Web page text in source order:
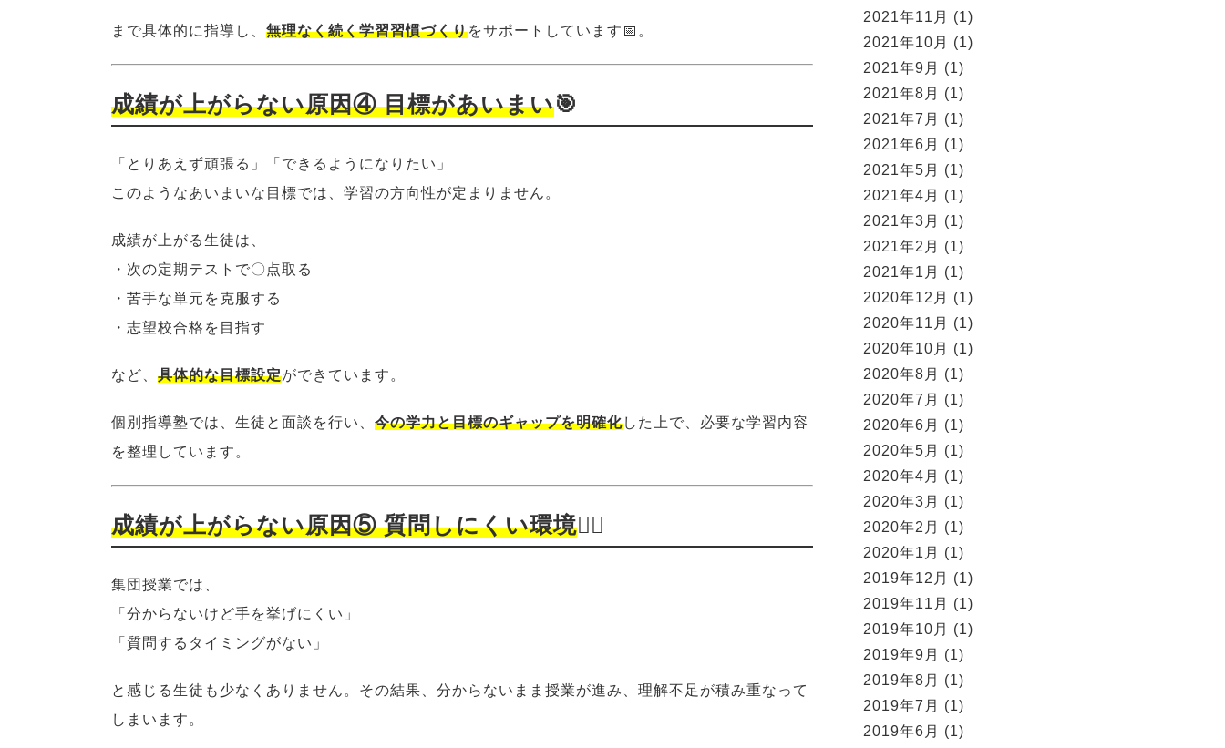
まで具体的に指導し、 無理なく続く学習習慣づくりをサポートしています📅。
成績が上がらない原因④ 目標があいまい🎯
「とりあえず頑張る」「できるようになりたい」
このようなあいまいな目標では、学習の方向性が定まりません。
成績が上がる生徒は、
・次の定期テストで〇点取る
・苦手な単元を克服する
・志望校合格を目指す
など、 具体的な目標設定ができています。
個別指導塾では、生徒と面談を行い、 今の学力と目標のギャップを明確化した上で、必要な学習内容
を整理しています。
成績が上がらない原因⑤ 質問しにくい環境🙅‍♂️
集団授業では、
「分からないけど手を挙げにくい」
「質問するタイミングがない」
と感じる生徒も少なくありません。その結果、分からないまま授業が進み、理解不足が積み重なって
しまいます。
2021年11月
(1)
2021年10月
(1)
2021年9月
(1)
2021年8月
(1)
2021年7月
(1)
2021年6月
(1)
2021年5月
(1)
2021年4月
(1)
2021年3月
(1)
2021年2月
(1)
2021年1月
(1)
2020年12月
(1)
2020年11月
(1)
2020年10月
(1)
2020年8月
(1)
2020年7月
(1)
2020年6月
(1)
2020年5月
(1)
2020年4月
(1)
2020年3月
(1)
2020年2月
(1)
2020年1月
(1)
2019年12月
(1)
2019年11月
(1)
2019年10月
(1)
2019年9月
(1)
2019年8月
(1)
2019年7月
(1)
2019年6月
(1)